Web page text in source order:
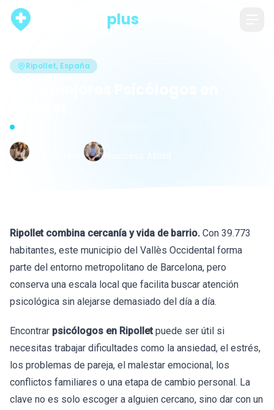
plus
Ripollet, España
Ripollet combina cercanía y vida de barrio. Con 39.773
habitantes, este municipio del Vallès Occidental forma
parte del entorno metropolitano de Barcelona, pero
conserva una escala local que facilita buscar atención
psicológica sin alejarse demasiado del día a día.
Encontrar psicólogos en Ripollet puede ser útil si
necesitas trabajar dificultades como la ansiedad, el estrés,
los problemas de pareja, el malestar emocional, los
conflictos familiares o una etapa de cambio personal. La
clave no es solo escoger a alguien cercano, sino dar con un